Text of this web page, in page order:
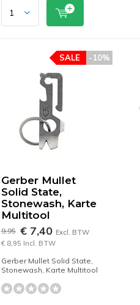
Gerber Mullet
Solid State,
Stonewash, Karte
Multitool
-10%
SALE
9,95 € 7,40 Excl. BTW
€ 8,95 Incl. BTW
Gerber Mullet Solid State,
Stonewash, Karte Multitool